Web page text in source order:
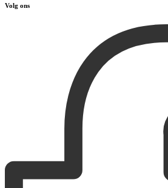
Volg ons